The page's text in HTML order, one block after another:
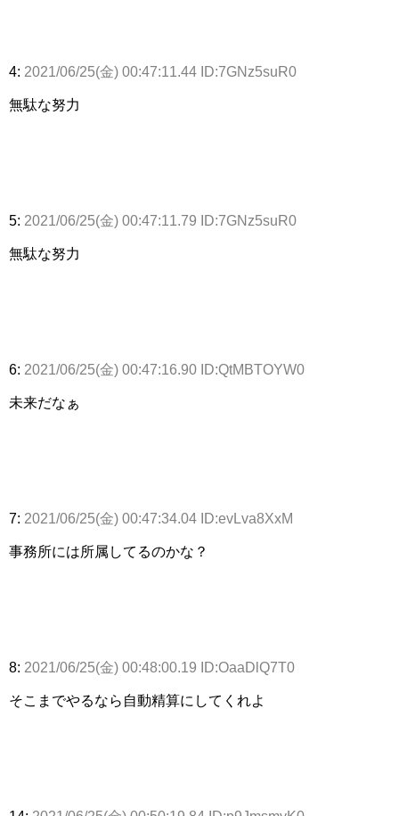
4: 2021/06/25(金) 00:47:11.44 ID:7GNz5suR0
無駄な努力
5: 2021/06/25(金) 00:47:11.79 ID:7GNz5suR0
無駄な努力
6: 2021/06/25(金) 00:47:16.90 ID:QtMBTOYW0
未来だなぁ
7: 2021/06/25(金) 00:47:34.04 ID:evLva8XxM
事務所には所属してるのかな？
8: 2021/06/25(金) 00:48:00.19 ID:OaaDlQ7T0
そこまでやるなら自動精算にしてくれよ